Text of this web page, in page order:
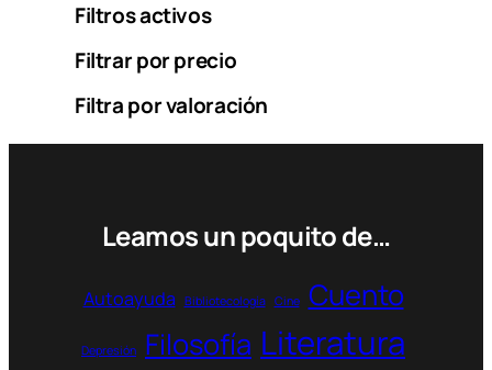
i
e
n
a
Filtros activos
Filtrar por precio
Filtra por valoración
Leamos un poquito de…
Autoayuda Bibliotecología Cine Cuento
Depresión Filosofía Literatura